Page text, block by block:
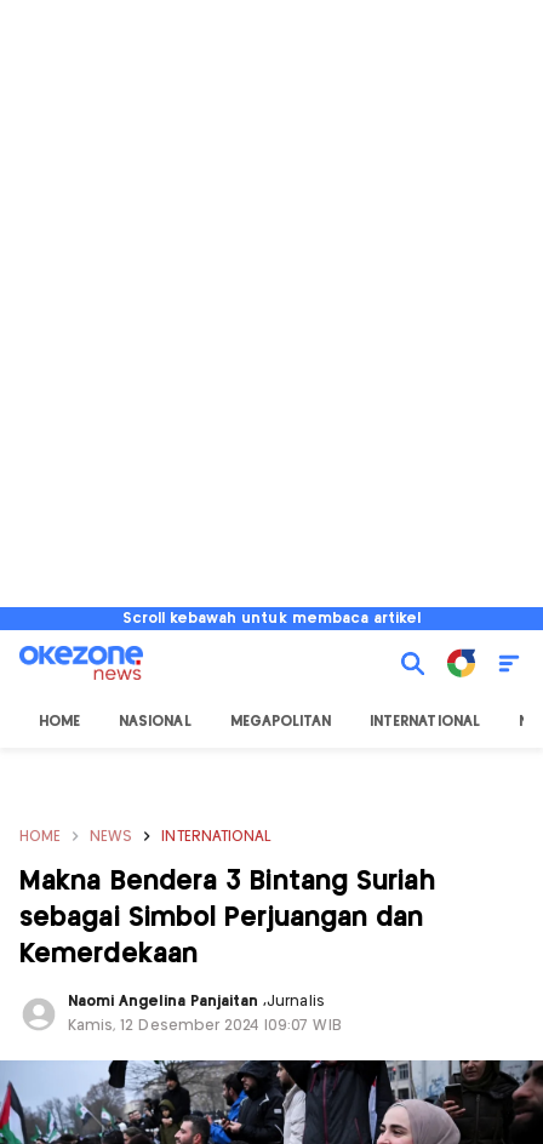
Scroll kebawah untuk membaca artikel
HOME NASIONAL MEGAPOLITAN INTERNATIONAL
HOME NEWS INTERNATIONAL
Makna Bendera 3 Bintang Suriah
sebagai Simbol Perjuangan dan
Kemerdekaan
Naomi Angelina Panjaitan,Jurnalis
Kamis, 12 Desember 2024 |09:07 WIB